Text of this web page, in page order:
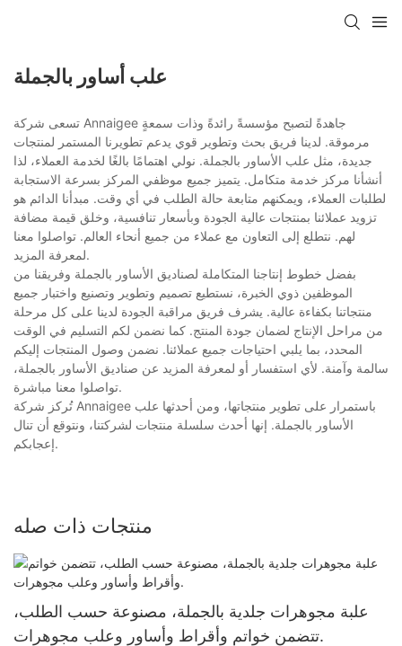
علب أساور بالجملة
تسعى شركة Annaigee جاهدةً لتصبح مؤسسةً رائدةً وذات سمعةٍ
مرموقة. لدينا فريق بحث وتطوير قوي يدعم تطويرنا المستمر لمنتجات
جديدة، مثل علب الأساور بالجملة. نولي اهتمامًا بالغًا لخدمة العملاء، لذا
أنشأنا مركز خدمة متكامل. يتميز جميع موظفي المركز بسرعة الاستجابة
لطلبات العملاء، ويمكنهم متابعة حالة الطلب في أي وقت. مبدأنا الدائم هو
تزويد عملائنا بمنتجات عالية الجودة وبأسعار تنافسية، وخلق قيمة مضافة
لهم. نتطلع إلى التعاون مع عملاء من جميع أنحاء العالم. تواصلوا معنا
لمعرفة المزيد.
بفضل خطوط إنتاجنا المتكاملة لصناديق الأساور بالجملة وفريقنا من
الموظفين ذوي الخبرة، نستطيع تصميم وتطوير وتصنيع واختبار جميع
منتجاتنا بكفاءة عالية. يشرف فريق مراقبة الجودة لدينا على كل مرحلة
من مراحل الإنتاج لضمان جودة المنتج. كما نضمن لكم التسليم في الوقت
المحدد، بما يلبي احتياجات جميع عملائنا. نضمن وصول المنتجات إليكم
سالمة وآمنة. لأي استفسار أو لمعرفة المزيد عن صناديق الأساور بالجملة،
تواصلوا معنا مباشرة.
تُركز شركة Annaigee باستمرار على تطوير منتجاتها، ومن أحدثها علب
الأساور بالجملة. إنها أحدث سلسلة منتجات لشركتنا، ونتوقع أن تنال
إعجابكم.
منتجات ذات صله
علبة مجوهرات جلدية بالجملة، مصنوعة حسب الطلب،
تتضمن خواتم وأقراط وأساور وعلب مجوهرات.